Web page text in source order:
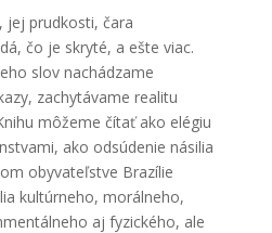
jej prudkosti, čara
čo je skryté, a ešte viac.
slov nachádzame
zachytávame realitu
môžeme čítať ako elégiu
ako odsúdenie násilia
obyvateľstve Brazílie
kultúrneho, morálneho,
aj fyzického, ale